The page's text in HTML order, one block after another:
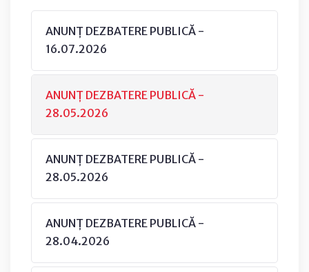
ANUNȚ DEZBATERE PUBLICĂ -
16.07.2026
ANUNȚ DEZBATERE PUBLICĂ -
28.05.2026
ANUNȚ DEZBATERE PUBLICĂ -
28.05.2026
ANUNȚ DEZBATERE PUBLICĂ -
28.04.2026